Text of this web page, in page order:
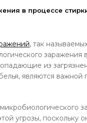
в процессе
, так
заражения
из
являются важной
угрозы, поскольку